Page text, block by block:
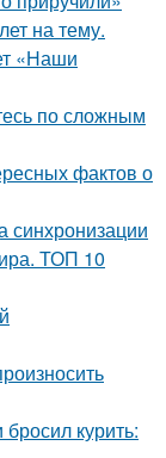
на тему.
«Наши
по сложным
фактов о
ТОП 10
курить: